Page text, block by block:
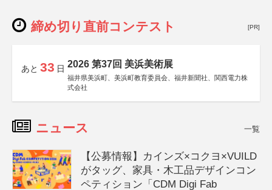
締め切り直前コンテスト [PR]
あと 33 日 2026 第37回 美浜美術展
福井県美浜町、美浜町教育委員会、福井新聞社、関西電力株
式会社
ニュース 一覧
【公募情報】カインズ×コクヨ×VUILD
がタッグ、家具・木工品デザインコン
ペティション「CDM Digi Fab